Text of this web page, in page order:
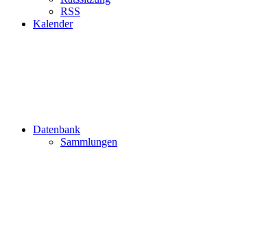
RSS
Kalender
Datenbank
Sammlungen